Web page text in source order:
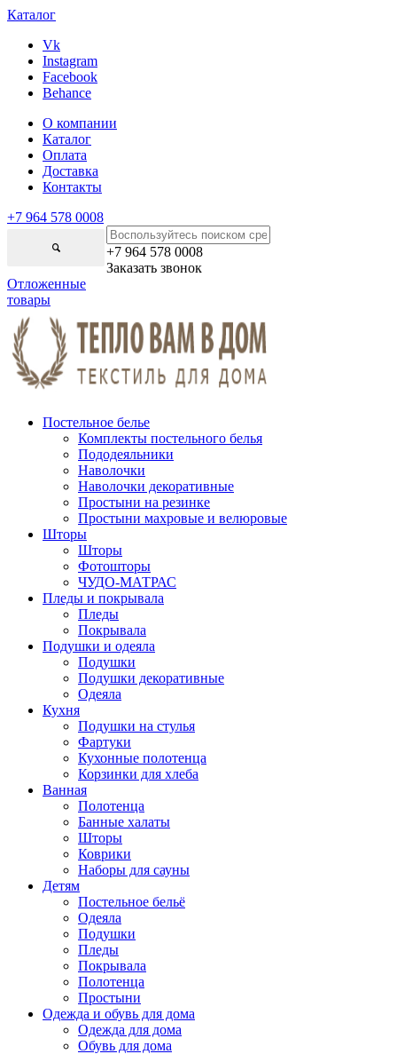
Каталог
Vk
Instagram
Facebook
Behance
О компании
Каталог
Оплата
Доставка
Контакты
+7 964 578 0008
+7 964 578 0008
Заказать звонок
Отложенные
товары
Постельное белье
Комплекты постельного белья
Пододеяльники
Наволочки
Наволочки декоративные
Простыни на резинке
Простыни махровые и велюровые
Шторы
Шторы
Фотошторы
ЧУДО-МАТРАС
Пледы и покрывала
Пледы
Покрывала
Подушки и одеяла
Подушки
Подушки декоративные
Одеяла
Кухня
Подушки на стулья
Фартуки
Кухонные полотенца
Корзинки для хлеба
Ванная
Полотенца
Банные халаты
Шторы
Коврики
Наборы для сауны
Детям
Постельное бельё
Одеяла
Подушки
Пледы
Покрывала
Полотенца
Простыни
Одежда и обувь для дома
Одежда для дома
Обувь для дома